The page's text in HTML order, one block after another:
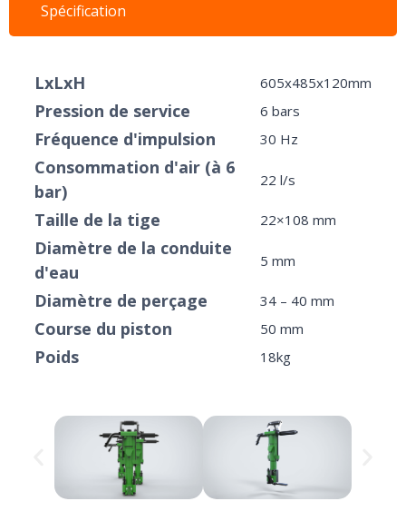
Spécification
LxLxH 605x485x120mm
Pression de service 6 bars
Fréquence d'impulsion 30 Hz
Consommation d'air (à 6
bar)
22 l/s
Taille de la tige 22×108 mm
Diamètre de la conduite
d'eau
5 mm
Diamètre de perçage 34 – 40 mm
Course du piston 50 mm
Poids 18kg